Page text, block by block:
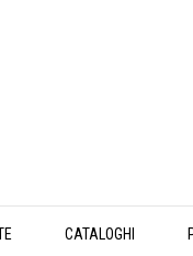
CATALOGHI